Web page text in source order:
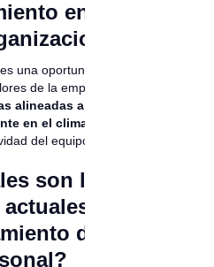
en la
una oportunidad para
de la empresa.
alineadas a la cultura
en el clima laboral
del equipo.
son las
en el
de